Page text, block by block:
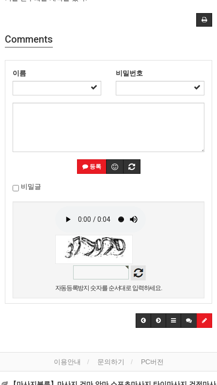
Comments
이름 비밀번호
등록
비밀글
자동등록방지 숫자를 순서대로 입력하세요.
이용안내 문의하기 PC버전